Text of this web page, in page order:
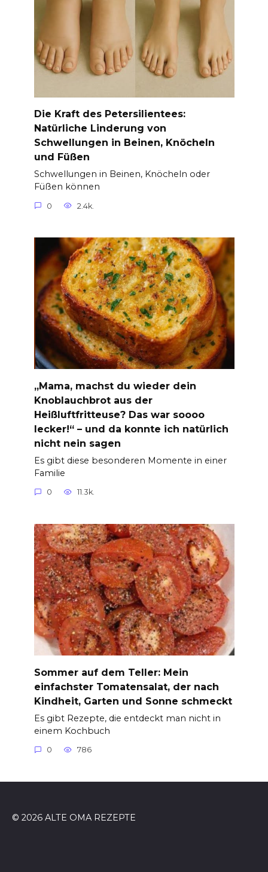
Die Kraft des Petersilientees:
Natürliche Linderung von
Schwellungen in Beinen, Knöcheln
und Füßen
Schwellungen in Beinen, Knöcheln oder
Füßen können
0 2.4k.
„Mama, machst du wieder dein
Knoblauchbrot aus der
Heißluftfritteuse? Das war soooo
lecker!“ – und da konnte ich natürlich
nicht nein sagen
Es gibt diese besonderen Momente in einer
Familie
0 11.3k.
Sommer auf dem Teller: Mein
einfachster Tomatensalat, der nach
Kindheit, Garten und Sonne schmeckt
Es gibt Rezepte, die entdeckt man nicht in
einem Kochbuch
0 786
© 2026 ALTE OMA REZEPTE